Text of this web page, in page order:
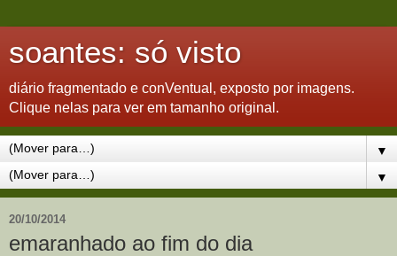
soantes: só visto
diário fragmentado e conVentual, exposto por imagens.
Clique nelas para ver em tamanho original.
▼
▼
20/10/2014
emaranhado ao fim do dia